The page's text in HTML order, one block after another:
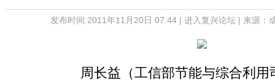
发布时间:2011年11月20日 07:44 | 进入复兴论坛| 来源：
周长益（工信部节能与综合利用